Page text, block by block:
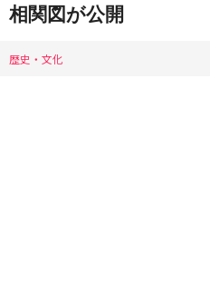
相関図が公開
歴史・文化